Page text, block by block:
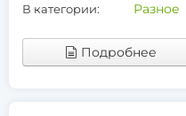
В категории: Разное
Подробнее